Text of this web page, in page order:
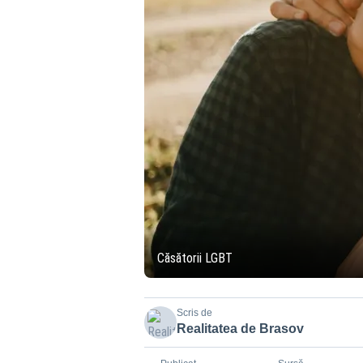
Căsătorii LGBT
Scris de
Realitatea de Brasov